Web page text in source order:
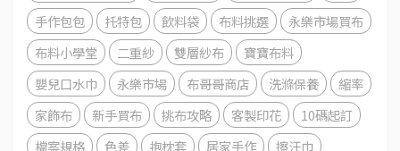
手作包包
托特包 飲料袋 布料挑選
永樂市場買布
布料小學堂
二重紗 雙層紗布
寶寶布料
嬰兒口水巾
永樂市場 布哥哥商店 洗滌保養
縮率
家飾布
新手買布 挑布攻略 客製印花
10碼起訂
檔案規格
色差 抱枕套 居家手作
擦汗巾